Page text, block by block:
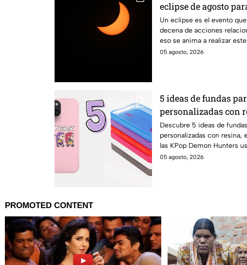
eclipse de agosto
amor
Un eclipse es el evento
decena de acciones
eso se anima a realizar
amor.
05 agosto, 2026
5 ideas de fundas
personalizadas con
Demon Hunters
Descubre 5 ideas de
personalizadas con resina,
las KPop Demon Hunters
favoritos
05 agosto, 2026